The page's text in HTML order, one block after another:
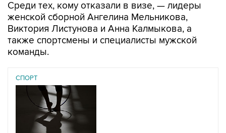
Виктория Листунова и Анна Калмыкова, а
также спортсмены и специалисты мужской
команды.
СПОРТ
07 августа 2026